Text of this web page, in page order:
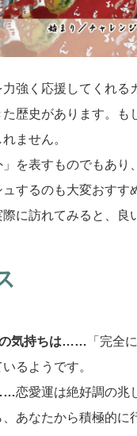
強く応援してくれ
歴史があります。
ません。
を表すものでもあり
するのも大変おす
に訪れてみると、良
気持ちは…… 「完全
るようです。
恋愛運は絶好調の兆
あなたから積極的に